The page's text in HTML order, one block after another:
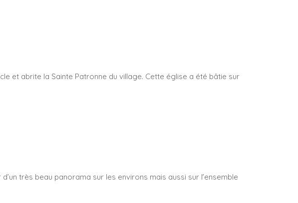
et abrite la Sainte Patronne du village. Cette église a été bâtie sur
très beau panorama sur les environs mais aussi sur l’ensemble